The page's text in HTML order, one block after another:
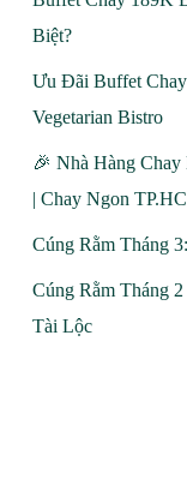
Biệt?
Ưu Đãi Buffet
Vegetarian Bistro
🎉 Nhà Hàng
| Chay Ngon
Cúng Rằm Tháng
Cúng Rằm Tháng
Tài Lộc